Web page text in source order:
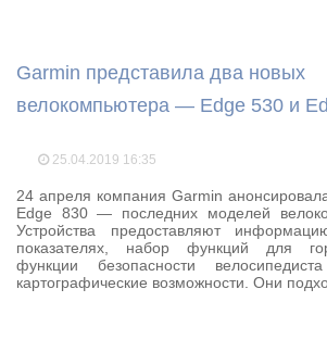
Garmin представила два новых
велокомпьютера — Edge 530 и
25.04.2019 16:35
24 апреля компания Garmin
Edge 830 — последних моделей
Устройства предоставляют
показателях, набор функций для
функции безопасности
картографические возможности. Они